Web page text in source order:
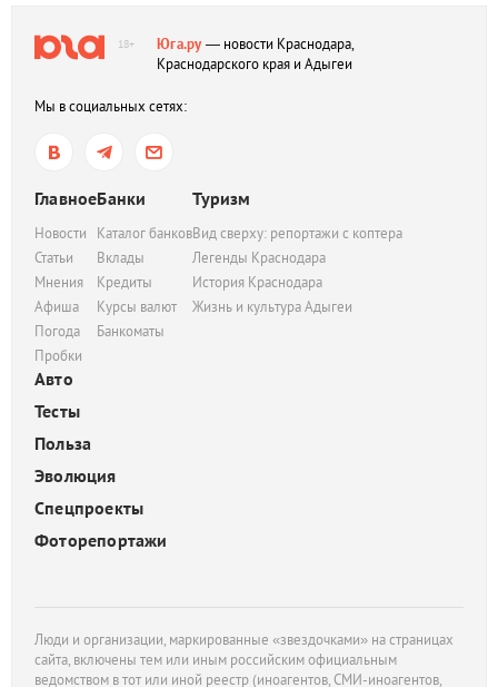
18+ Юга.ру— новости Краснодара,
Краснодарского края и Адыгеи
Мы в социальных сетях:
Главное
Новости
Статьи
Мнения
Афиша
Погода
Пробки
Банки
Каталог банков
Вклады
Кредиты
Курсы валют
Банкоматы
Туризм
Вид сверху: репортажи с коптера
Легенды Краснодара
История Краснодара
Жизнь и культура Адыгеи
Авто
Тесты
Польза
Эволюция
Спецпроекты
Фоторепортажи
Люди и организации, маркированные «звездочками» на страницах
сайта, включены тем или иным российским официальным
ведомством в тот или иной реестр (иноагентов, СМИ-иноагентов,